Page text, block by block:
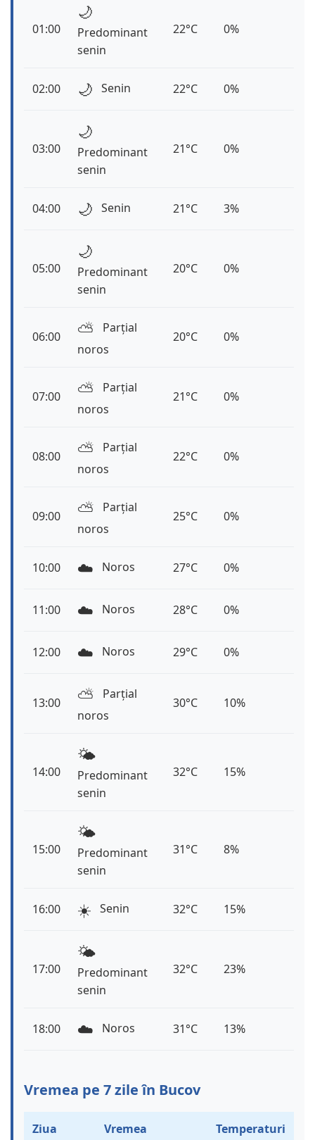
01:00
🌙
Predominant
senin
22°C 0%
02:00 🌙 Senin 22°C 0%
03:00
🌙
Predominant
senin
21°C 0%
04:00 🌙 Senin 21°C 3%
05:00
🌙
Predominant
senin
20°C 0%
06:00 ⛅️
Parțial
noros
20°C 0%
07:00 ⛅️
Parțial
noros
21°C 0%
08:00 ⛅️
Parțial
noros
22°C 0%
09:00 ⛅️
Parțial
noros
25°C 0%
10:00 ☁️ Noros 27°C 0%
11:00 ☁️ Noros 28°C 0%
12:00 ☁️ Noros 29°C 0%
13:00 ⛅️
Parțial
noros
30°C 10%
14:00
🌤️
Predominant
senin
32°C 15%
15:00
🌤️
Predominant
senin
31°C 8%
16:00 ☀️ Senin 32°C 15%
17:00
🌤️
Predominant
senin
32°C 23%
18:00 ☁️ Noros 31°C 13%
Vremea pe 7 zile în Bucov
Ziua Vremea Temperaturi